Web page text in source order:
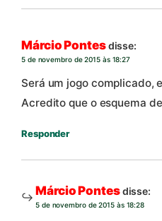
Márcio Pontesdisse:
5 de novembro de 2015 às 18:27
Será um jogo complicado,
Acredito que o esquema
Responder
Márcio Pontesdisse:
5 de novembro de 2015 às 18:28